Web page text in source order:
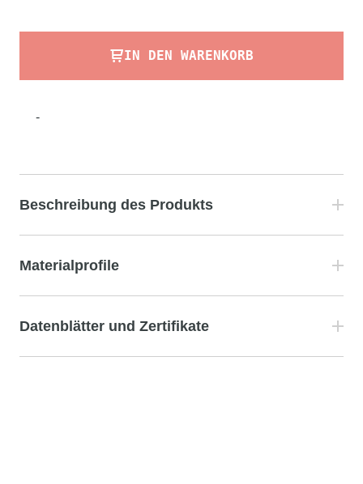
IN DEN WARENKORB
-
Beschreibung des Produkts
Materialprofile
Datenblätter und Zertifikate